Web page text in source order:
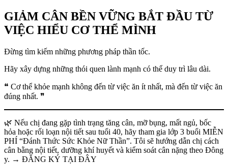
GIẢM CÂN BỀN VỮNG BẮT ĐẦU TỪ
VIỆC HIỂU CƠ THỂ MÌNH
Đừng tìm kiếm những phương pháp thần tốc.
Hãy xây dựng những thói quen lành mạnh có thể duy trì lâu dài.
❝ Cơ thể khỏe mạnh không đến từ việc ăn ít nhất, mà đến từ việc ăn
đúng nhất. ❞
🌿 Nếu chị đang gặp tình trạng tăng cân, mỡ bụng, mất ngủ, bốc
hỏa hoặc rối loạn nội tiết sau tuổi 40, hãy tham gia lớp 3 buổi MIỄN
PHÍ “Đánh Thức Sức Khỏe Nữ Thần”. Tôi sẽ hướng dẫn chị cách
cân bằng nội tiết, dưỡng khí huyết và kiểm soát cân nặng theo Đông
y. → ĐĂNG KÝ TẠI ĐÂY